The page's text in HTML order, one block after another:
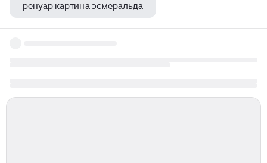
ренуар картина эсмеральда